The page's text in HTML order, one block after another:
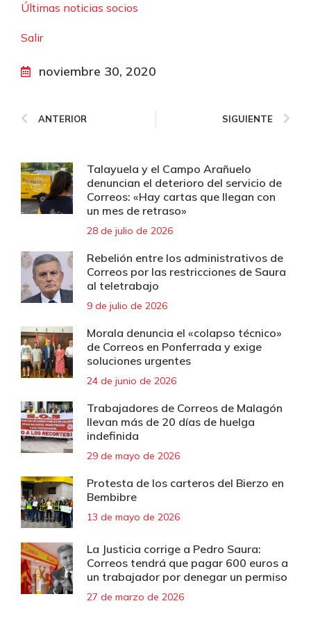
Últimas noticias socios
Salir
noviembre 30, 2020
ANTERIOR SIGUIENTE
Talayuela y el Campo Arañuelo
denuncian el deterioro del servicio de
Correos: «Hay cartas que llegan con
un mes de retraso»
28 de julio de 2026
Rebelión entre los administrativos de
Correos por las restricciones de Saura
al teletrabajo
9 de julio de 2026
Morala denuncia el «colapso técnico»
de Correos en Ponferrada y exige
soluciones urgentes
24 de junio de 2026
Trabajadores de Correos de Malagón
llevan más de 20 días de huelga
indefinida
29 de mayo de 2026
Protesta de los carteros del Bierzo en
Bembibre
13 de mayo de 2026
La Justicia corrige a Pedro Saura:
Correos tendrá que pagar 600 euros a
un trabajador por denegar un permiso
27 de marzo de 2026